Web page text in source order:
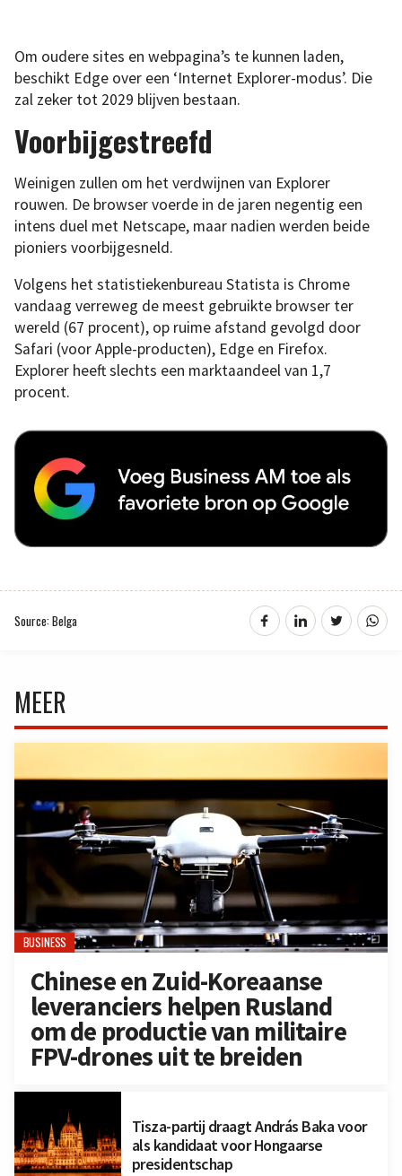
Om oudere sites en webpagina’s te kunnen laden,
beschikt Edge over een ‘Internet Explorer-modus’. Die
zal zeker tot 2029 blijven bestaan.
Voorbijgestreefd
Weinigen zullen om het verdwijnen van Explorer
rouwen. De browser voerde in de jaren negentig een
intens duel met Netscape, maar nadien werden beide
pioniers voorbijgesneld.
Volgens het statistiekenbureau Statista is Chrome
vandaag verreweg de meest gebruikte browser ter
wereld (67 procent), op ruime afstand gevolgd door
Safari (voor Apple-producten), Edge en Firefox.
Explorer heeft slechts een marktaandeel van 1,7
procent.
Source: Belga
MEER
BUSINESS
Chinese en Zuid-Koreaanse
leveranciers helpen Rusland
om de productie van militaire
FPV-drones uit te breiden
Tisza-partij draagt András Baka voor
als kandidaat voor Hongaarse
presidentschap